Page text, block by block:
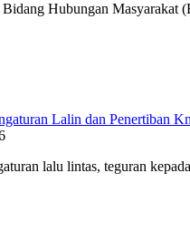
Hubungan Masyarakat
Lalin dan Penertiban
lalu lintas, teguran